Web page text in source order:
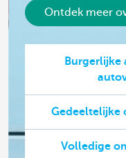
Ontdek meer
Burgerlijke
Gedeeltelijke
Volledige